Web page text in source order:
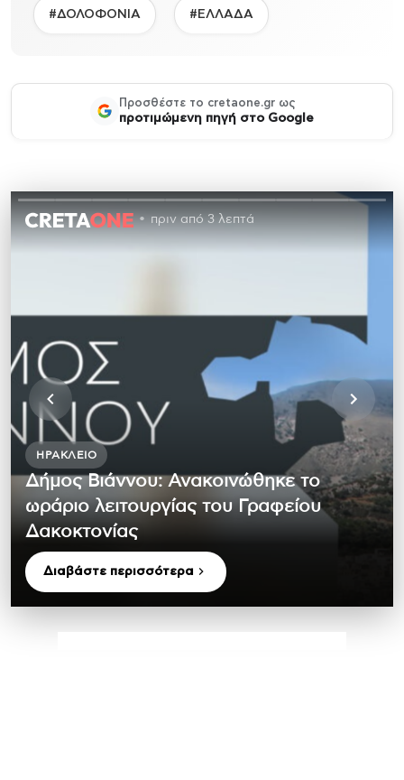
#ΔΟΛΟΦΟΝΙΑ #ΕΛΛΑΔΑ
Προσθέστε το cretaone.gr ως
προτιμώμενη πηγή στο Google
πριν από 3 λεπτά
ΗΡΆΚΛΕΙΟ
Δήμος Βιάννου: Ανακοινώθηκε το
ωράριο λειτουργίας του Γραφείου
Δακοκτονίας
Διαβάστε περισσότερα